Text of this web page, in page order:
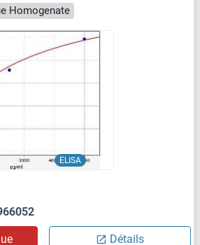
Homogenate
ELISA
Détails